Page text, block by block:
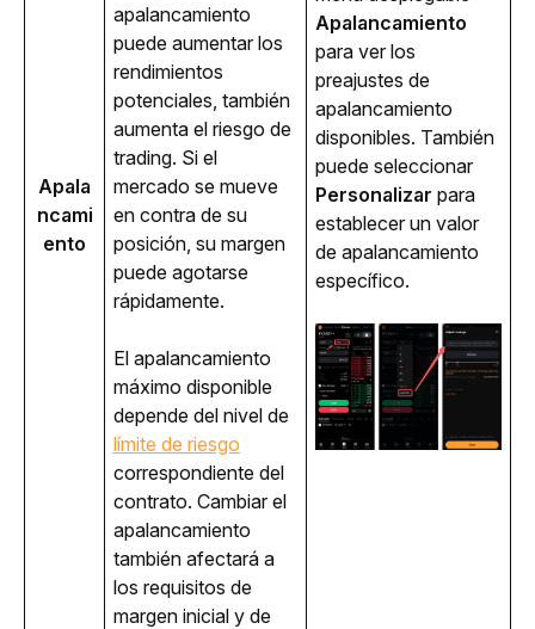
Apala
ncami
ento
apalancamiento
puede aumentar los
rendimientos
potenciales, también
aumenta el riesgo de
trading. Si el
mercado se mueve
en contra de su
posición, su margen
puede agotarse
rápidamente.
El apalancamiento
máximo disponible
límite de riesgo
correspondiente del
contrato. Cambiar el
apalancamiento
también afectará a
los requisitos de
margen inicial y de
Apalancamiento
para ver los
preajustes de
apalancamiento
disponibles. También
puede seleccionar
Personalizar para
establecer un valor
de apalancamiento
específico.